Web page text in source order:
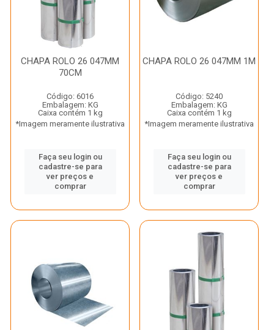
CHAPA ROLO 26 047MM
70CM
Código: 6016
Embalagem: KG
Caixa contém 1 kg
*Imagem meramente ilustrativa
Faça seu login ou
cadastre-se para
ver preços e
comprar
CHAPA ROLO 26 047MM 1M
Código: 5240
Embalagem: KG
Caixa contém 1 kg
*Imagem meramente ilustrativa
Faça seu login ou
cadastre-se para
ver preços e
comprar